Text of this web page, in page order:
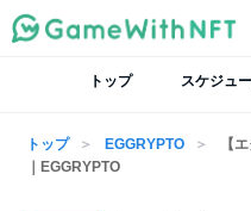
トップ スケジュ
トップ EGGRYPTO
【
｜EGGRYPTO